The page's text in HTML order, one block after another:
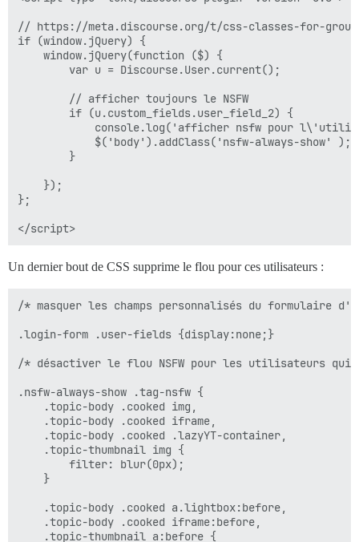
// https://meta.discourse.org/t/css-classes-for-group-
if (window.jQuery) {
    window.jQuery(function ($) {
        var u = Discourse.User.current();
        // afficher toujours le NSFW
        if (u.custom_fields.user_field_2) {
console.log('afficher nsfw pour
            $('body').addClass('nsfw-always-show' );
        }
    });
};
Un dernier bout de CSS supprime le flou pour ces utilisateurs :
/* masquer les champs personnalisés du formulaire
.login-form .user-fields {display:none;}
/* désactiver le flou NSFW pour les utilisateurs
.nsfw-always-show .tag-nsfw {
        filter: blur(0px);